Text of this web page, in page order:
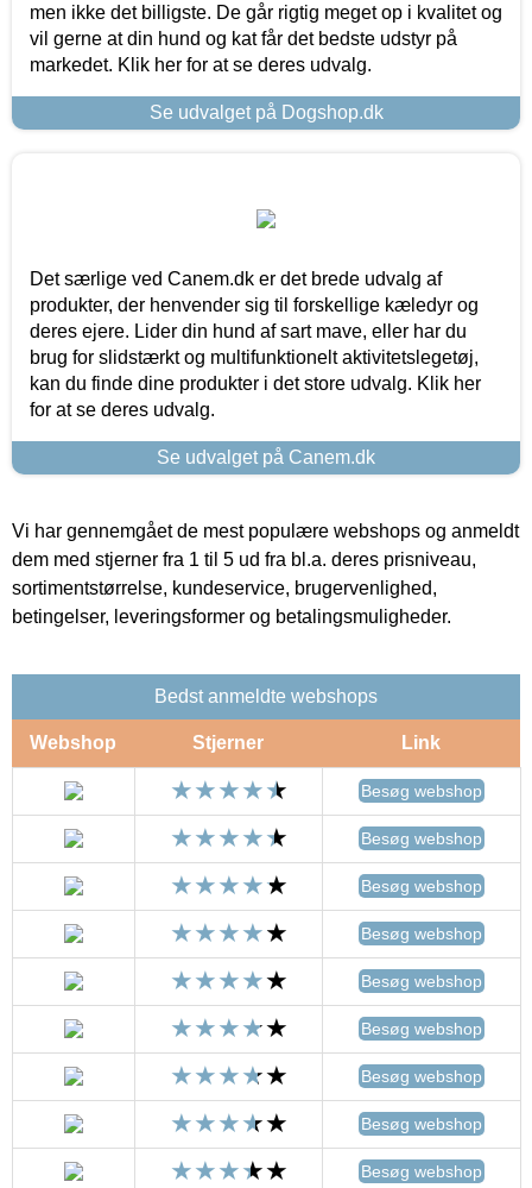
men ikke det billigste. De går rigtig meget op i kvalitet og
vil gerne at din hund og kat får det bedste udstyr på
markedet. Klik her for at se deres udvalg.
Se udvalget på Dogshop.dk
Det særlige ved Canem.dk er det brede udvalg af
produkter, der henvender sig til forskellige kæledyr og
deres ejere. Lider din hund af sart mave, eller har du
brug for slidstærkt og multifunktionelt aktivitetslegetøj,
kan du finde dine produkter i det store udvalg. Klik her
for at se deres udvalg.
Se udvalget på Canem.dk
Vi har gennemgået de mest populære webshops og anmeldt
dem med stjerner fra 1 til 5 ud fra bl.a. deres prisniveau,
sortimentstørrelse, kundeservice, brugervenlighed,
betingelser, leveringsformer og betalingsmuligheder.
Bedst anmeldte webshops
Webshop Stjerner Link
Besøg webshop
Besøg webshop
Besøg webshop
Besøg webshop
Besøg webshop
Besøg webshop
Besøg webshop
Besøg webshop
Besøg webshop